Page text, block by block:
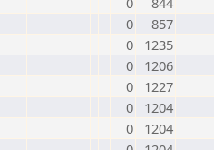
0
857
0
1235
0
1206
0
1227
0
1204
0
1204